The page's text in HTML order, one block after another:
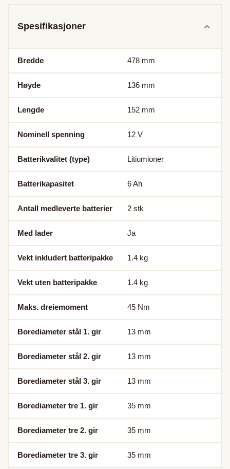
Spesifikasjoner
Bredde 478 mm
Høyde 136 mm
Lengde 152 mm
Nominell spenning 12 V
Batterikvalitet (type) Litiumioner
Batterikapasitet 6Ah
Antall medleverte batterier 2 stk
Med lader Ja
Vekt inkludert batteripakke 1.4 kg
Vekt uten batteripakke 1.4 kg
Maks. dreiemoment 45 Nm
Borediameter stål 1. gir 13 mm
Borediameter stål 2. gir 13 mm
Borediameter stål 3. gir 13 mm
Borediameter tre 1. gir 35 mm
Borediameter tre 2. gir 35 mm
Borediameter tre 3. gir 35 mm